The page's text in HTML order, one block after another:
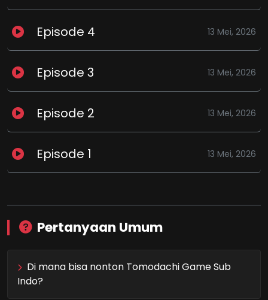
Episode 4 13 Mei, 2026
Episode 3 13 Mei, 2026
Episode 2 13 Mei, 2026
Episode 1 13 Mei, 2026
Pertanyaan Umum
Di mana bisa nonton Tomodachi Game Sub
Indo?